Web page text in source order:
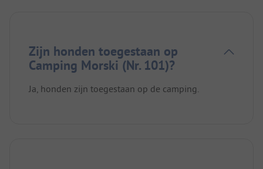
Zijn honden toegestaan op
Camping Morski (Nr. 101)?
Ja, honden zijn toegestaan op de camping.